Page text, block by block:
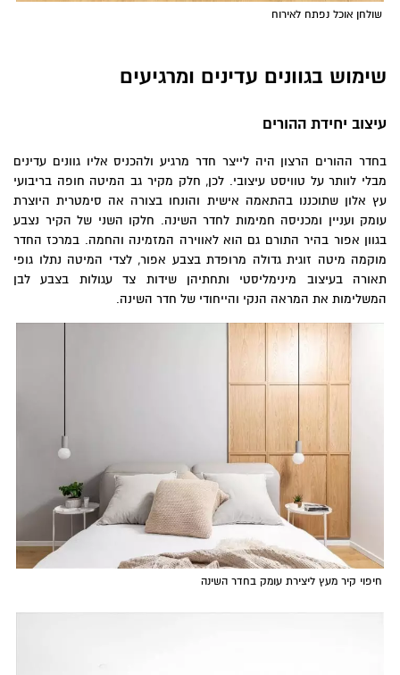
שולחן אוכל נפתח לאירוח
שימוש בגוונים עדינים ומרגיעים
עיצוב יחידת ההורים
בחדר ההורים הרצון היה לייצר חדר מרגיע ולהכניס אליו גוונים עדינים
מבלי לוותר על טוויסט עיצובי. לכן, חלק מקיר גב המיטה חופה בריבועי
עץ אלון שתוכננו בהתאמה אישית והונחו בצורה אה סימטרית היוצרת
עומק ועניין ומכניסה חמימות לחדר השינה. חלקו השני של הקיר נצבע
בגוון אפור בהיר התורם גם הוא לאווירה המזמינה והחמה. במרכז החדר
מוקמה מיטה זוגית גדולה מרופדת בצבע אפור, לצדי המיטה נתלו גופי
תאורה בעיצוב מינימליסטי ותחתיהן שידות צד עגולות בצבע לבן
המשלימות את המראה הנקי והייחודי של חדר השינה.
חיפוי קיר מעץ ליצירת עומק בחדר השינה